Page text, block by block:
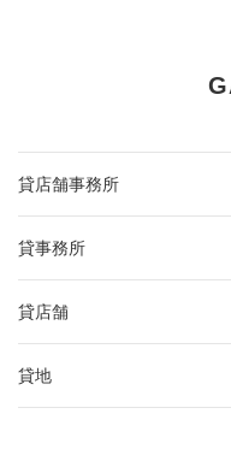
貸店舗事務所
貸事務所
貸店舗
貸地